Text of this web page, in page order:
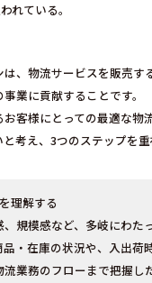
れている。
、物流サービスを販売す
業に貢献することです。
客様にとっての最適な物
考え、3つのステップを重
理解する
規模感など、多岐にわた
品・在庫の状況や、入出荷
業務のフローまで把握し